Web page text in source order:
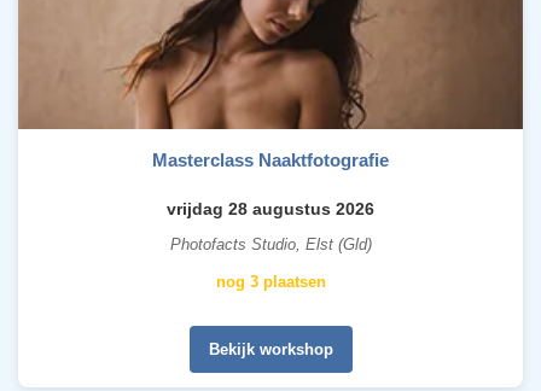
Masterclass Naaktfotografie
vrijdag 28 augustus 2026
Photofacts Studio, Elst (Gld)
nog 3 plaatsen
Bekijk workshop